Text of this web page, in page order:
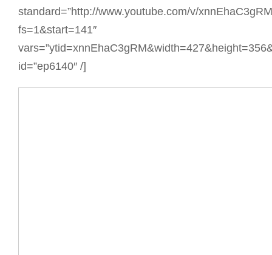
standard=”http://www.youtube.com/v/
fs=1&start=141″
id=”ep6140″ /]